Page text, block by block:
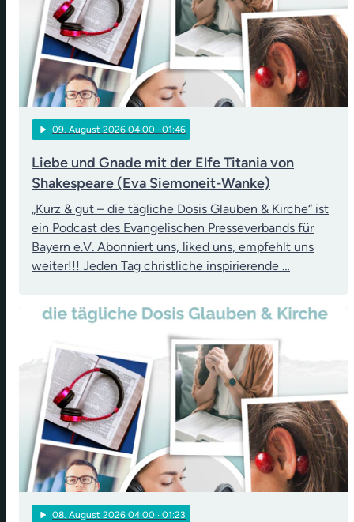
play_arrow 09. August 2026 04:00 · 01:46
Liebe und Gnade mit der Elfe Titania von
Shakespeare (Eva Siemoneit-Wanke)
„Kurz & gut – die tägliche Dosis Glauben & Kirche“ ist
ein Podcast des Evangelischen Presseverbands für
Bayern e.V. Abonniert uns, liked uns, empfehlt uns
weiter!!! Jeden Tag christliche inspirierende …
play_arrow 08. August 2026 04:00 · 01:23